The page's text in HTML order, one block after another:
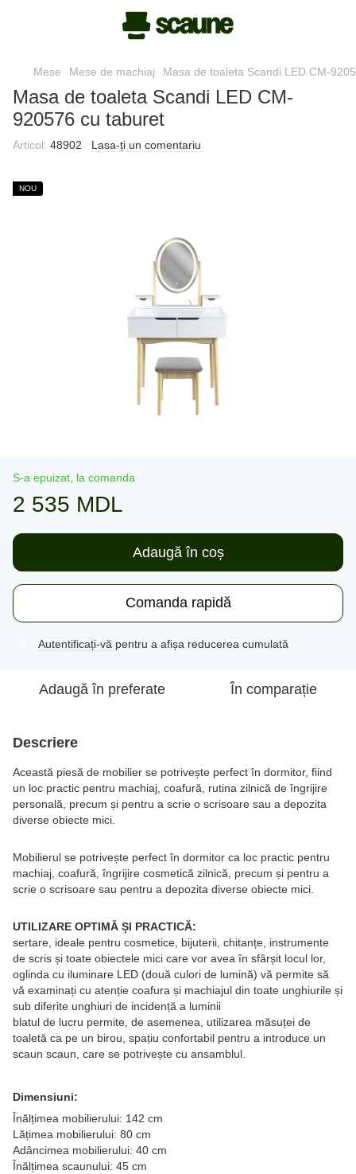
Mese Mese de machiaj Masa de toaleta Scandi LED CM-
Masa de toaleta Scandi LED CM-
920576 cu taburet
Articol: 48902 Lasa-ți un comentariu
NOU
S-a epuizat, la comanda
2 535 MDL
Adaugă în coș
Comanda rapidă
Autentificați-vă pentru a afișa reducerea cumulată
Adaugă în preferate În comparație
Descriere
Această piesă de mobilier se potrivește perfect în dormitor, fiind
un loc practic pentru machiaj, coafură, rutina zilnică de îngrijire
personală, precum și pentru a scrie o scrisoare sau a depozita
diverse obiecte mici.
Mobilierul se potrivește perfect în dormitor ca loc practic pentru
machiaj, coafură, îngrijire cosmetică zilnică, precum și pentru a
scrie o scrisoare sau pentru a depozita diverse obiecte mici.
UTILIZARE OPTIMĂ ȘI PRACTICĂ:
sertare, ideale pentru cosmetice, bijuterii, chitanțe, instrumente
de scris și toate obiectele mici care vor avea în sfârșit locul lor,
oglinda cu iluminare LED (două culori de lumină) vă permite să
vă examinați cu atenție coafura și machiajul din toate unghiurile și
sub diferite unghiuri de incidență a luminii
blatul de lucru permite, de asemenea, utilizarea măsuței de
toaletă ca pe un birou, spațiu confortabil pentru a introduce un
scaun scaun, care se potrivește cu ansamblul.
Dimensiuni:
Înălțimea mobilierului: 142 cm
Lățimea mobilierului: 80 cm
Adâncimea mobilierului: 40 cm
Înălțimea scaunului: 45 cm